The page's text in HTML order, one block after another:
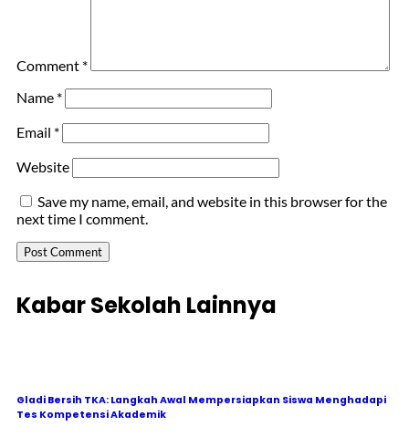
Comment *
Name *
Email *
Website
Save my name, email, and website in this browser for the
next time I comment.
Kabar Sekolah Lainnya
Gladi Bersih TKA: Langkah Awal Mempersiapkan Siswa Menghadapi
Tes Kompetensi Akademik